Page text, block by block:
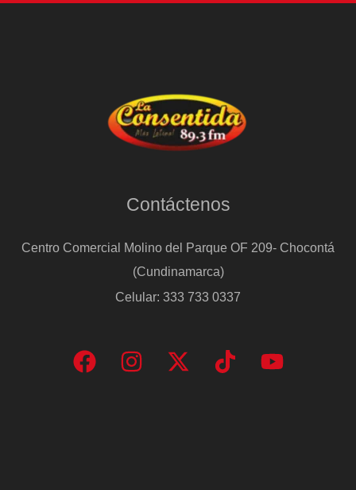
Contáctenos
Centro Comercial Molino del Parque OF 209- Chocontá
(Cundinamarca)
Celular: 333 733 0337